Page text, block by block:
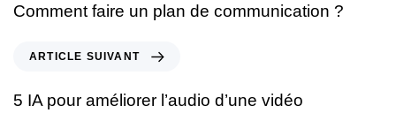
Comment faire un plan de communication ?
ARTICLE SUIVANT
5 IA pour améliorer l’audio d’une vidéo